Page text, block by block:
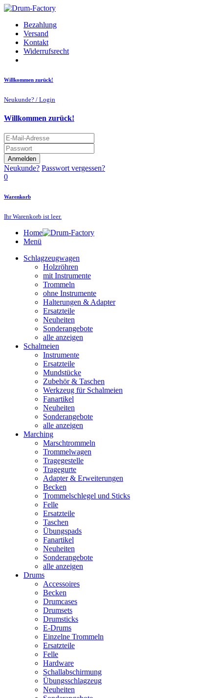
Bezahlung
Versand
Kontakt
Widerrufsrecht
Willkommen zurück!
Neukunde? / Login
Willkommen zurück!
Anmelden
Neukunde? Passwort vergessen?
0
Warenkorb
Ihr Warenkorb ist leer.
Home
Menü
Schlagzeugwagen
Holzröhren
mit Instrumente
Trommeln
ohne Instrumente
Halterungen & Adapter
Ersatzteile
Neuheiten
Sonderangebote
alle anzeigen
Schalmeien
Instrumente
Ersatzteile
Mundstücke
Zubehör & Taschen
Werkzeug für Schalmeien
Fanartikel
Neuheiten
Sonderangebote
alle anzeigen
Marching
Marschtrommeln
Trommelwagen
Tragegestelle
Tragegurte
Adapter & Erweiterungen
Becken
Trommelschlegel und Sticks
Felle
Ersatzteile
Taschen
Übungspads
Fanartikel
Neuheiten
Sonderangebote
alle anzeigen
Drums
Accessoires
Becken
Drumcases
Drumsets
Drumsticks
E-Drums
Einzelne Trommeln
Ersatzteile
Felle
Hardware
Schallabschirmung
Übungsschlagzeug
Neuheiten